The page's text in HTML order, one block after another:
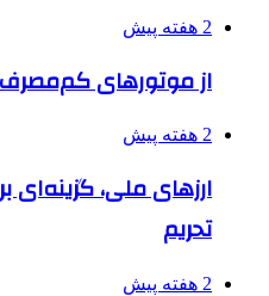
2 هفته پیش
از موتورهای
2 هفته پیش
ارزهای ملی، گزینه‌ای
تحریم
2 هفته پیش